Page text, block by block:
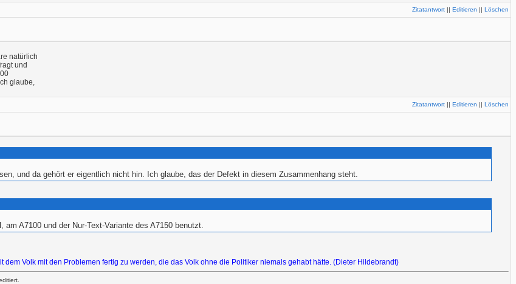
Zitatantwort || Editieren || Löschen
natürlich
und
glaube,
Zitatantwort || Editieren || Löschen
und da gehört er eigentlich nicht hin. Ich glaube, das der Defekt in diesem Zusammenhang steht.
am A7100 und der Nur-Text-Variante des A7150 benutzt.
dem Volk mit den Problemen fertig zu werden, die das Volk ohne die Politiker niemals gehabt hätte. (Dieter Hildebrandt)